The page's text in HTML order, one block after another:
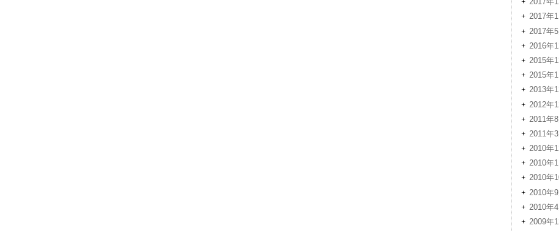
2017年
2017年5
2016年
2015年
2015年
2013年
2012年
2011年8
2011年3
2010年
2010年
2010年
2010年9
2010年4
2009年